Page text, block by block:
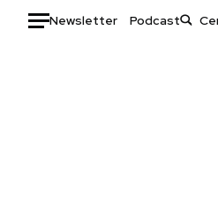
Newsletter Podcast